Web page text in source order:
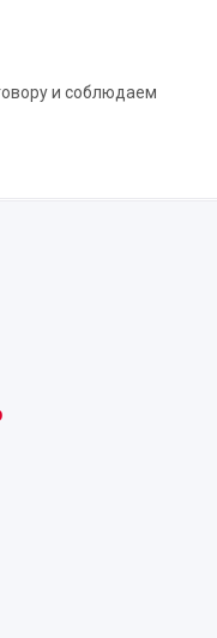
и соблюдаем